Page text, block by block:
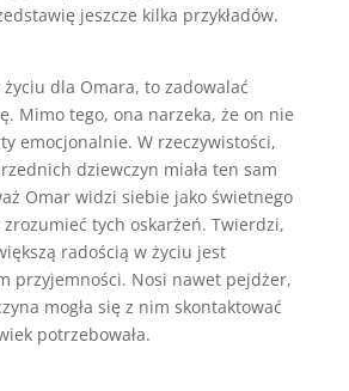
jeszcze kilka przykładów.
dla Omara, to zadowalać
Mimo tego, ona narzeka, że on nie
emocjonalnie. W rzeczywistości,
dziewczyn miała ten sam
Omar widzi siebie jako świetnego
tych oskarżeń. Twierdzi,
radością w życiu jest
przyjemności. Nosi nawet pejdżer,
mogła się z nim skontaktować
potrzebowała.